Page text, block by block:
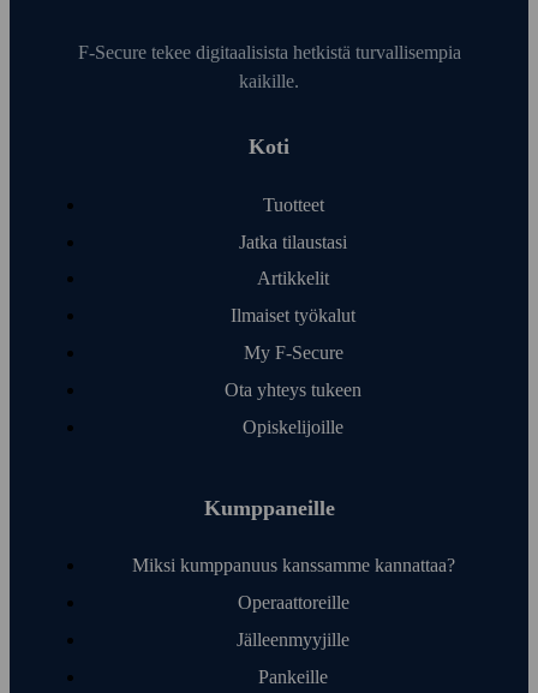
F‑Secure tekee digitaalisista hetkistä turvallisempia
kaikille.
Koti
Tuotteet
Jatka tilaustasi
Artikkelit
Ilmaiset työ­kalut
My F‑Secure
Ota yhteys tukeen
Opiskelijoille
Kumppaneille
Miksi kumppanuus kanssamme kannattaa?
Operaattoreille
Jälleen­myyjille
Pankeille